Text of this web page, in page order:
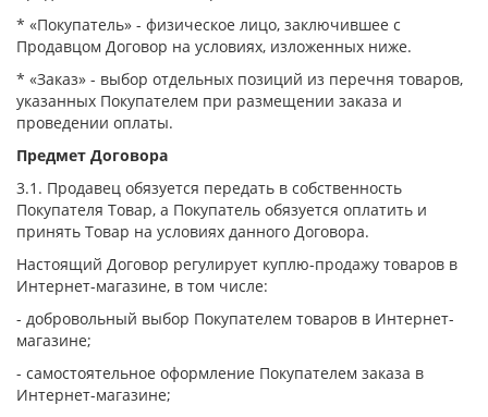
* «Покупатель» - физическое лицо, заключившее с
Продавцом Договор на условиях, изложенных ниже.
* «Заказ» - выбор отдельных позиций из перечня товаров,
указанных Покупателем при размещении заказа и
проведении оплаты.
Предмет Договора
3.1. Продавец обязуется передать в собственность
Покупателя Товар, а Покупатель обязуется оплатить и
принять Товар на условиях данного Договора.
Настоящий Договор регулирует куплю-продажу товаров в
Интернет-магазине, в том числе:
- добровольный выбор Покупателем товаров в Интернет-
магазине;
- самостоятельное оформление Покупателем заказа в
Интернет-магазине;